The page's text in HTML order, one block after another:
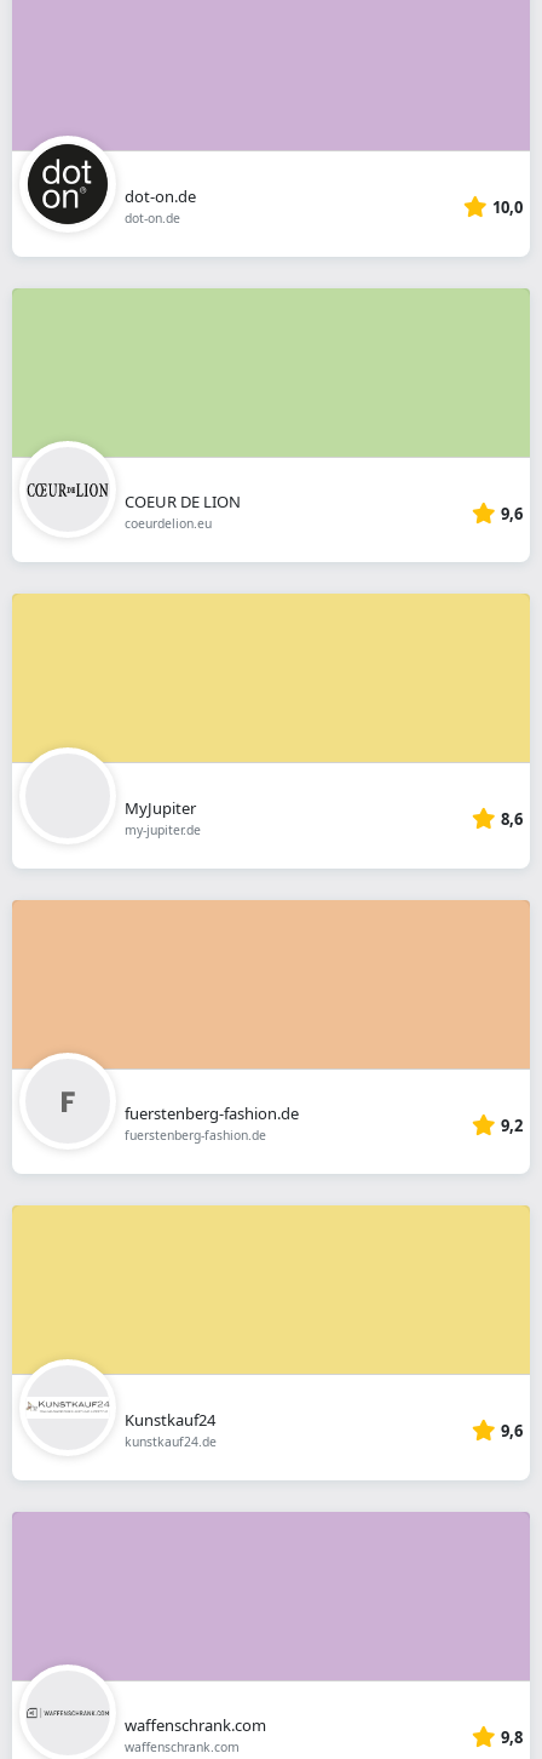
dot-on.de
dot-on.de 10,0
COEUR DE LION
coeurdelion.eu 9,6
MyJupiter
my-jupiter.de 8,6
fuerstenberg-fashion.de
fuerstenberg-fashion.de 9,2
Kunstkauf24
kunstkauf24.de 9,6
waffenschrank.com
waffenschrank.com 9,8